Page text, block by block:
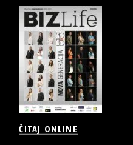
ČITAJ ONLINE